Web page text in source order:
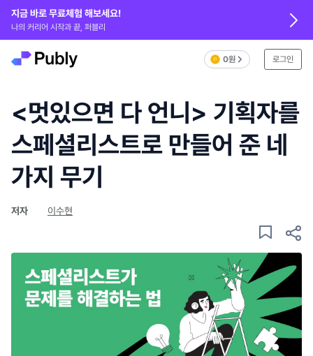
지금 바로 무료체험 해보세요!
나의 커리어 시작과 끝, 퍼블리
0원 로그인
<멋있으면 다 언니> 기획자를
스페셜리스트로 만들어 준 네
가지 무기
저자 이수현